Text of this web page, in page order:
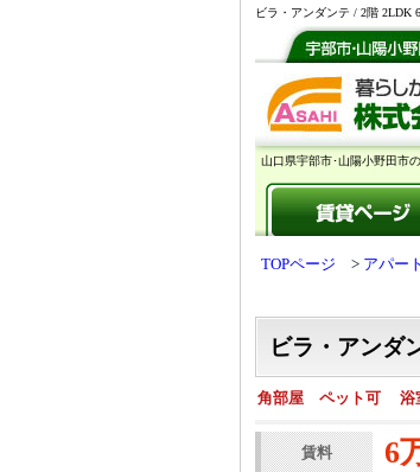
ビラ・アンダンテ / 2階 2LDK
山口県宇部市･山陽小野田市
TOPページ アパー
ビラ・アンダ
角部屋 ペット可 浴
賃料 6